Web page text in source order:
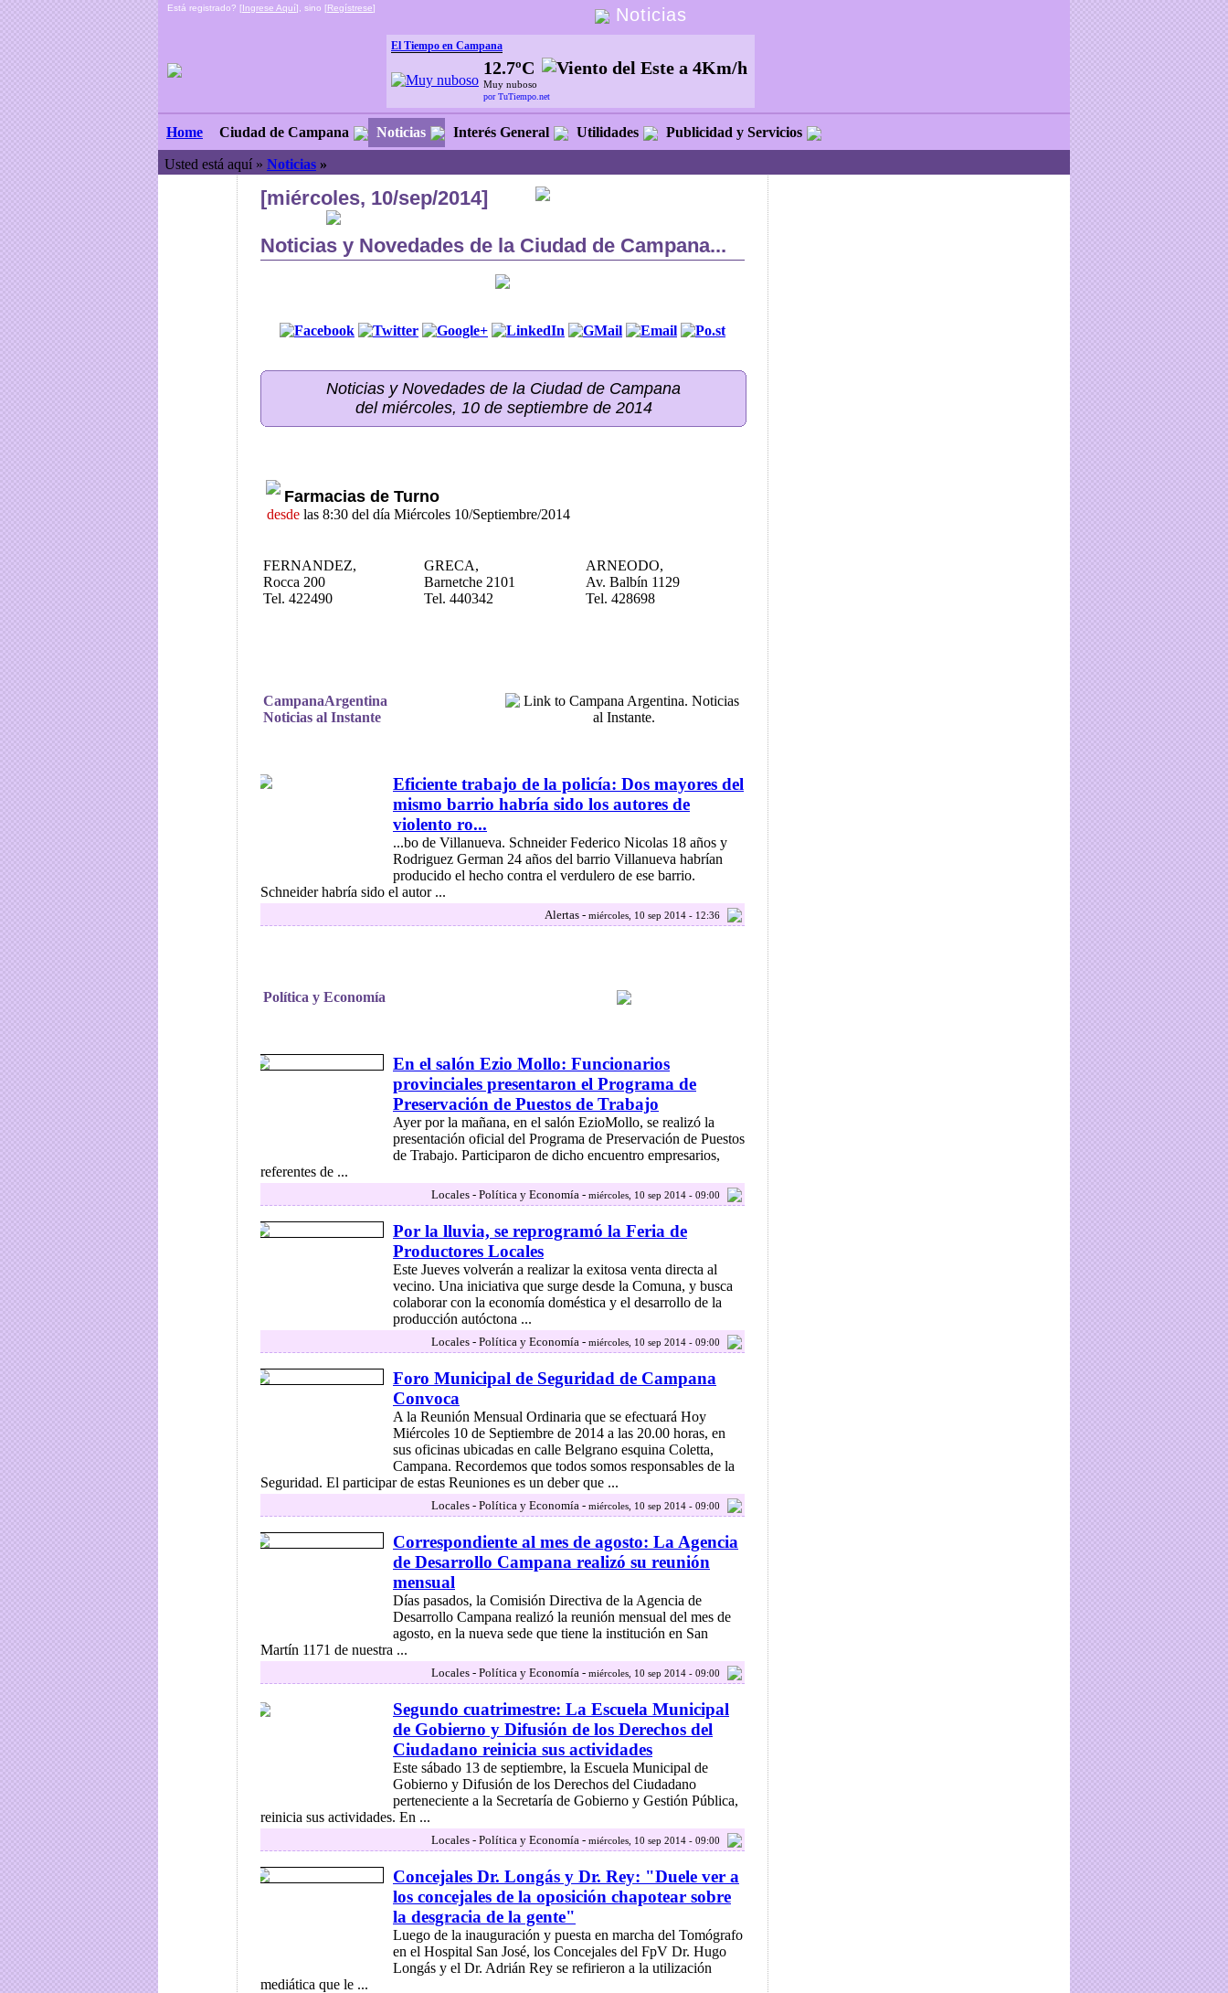
Está registrado? [Ingrese Aquí], sino [Regístrese] Noticias
El Tiempo en Campana
12.7ºC
Muy nuboso
por TuTiempo.net
Home Ciudad de Campana Noticias Interés General Utilidades Publicidad y Servicios
Usted está aquí » Noticias »
[miércoles, 10/sep/2014]
Noticias y Novedades de la Ciudad de Campana...
Noticias y Novedades de la Ciudad de Campana
del miércoles, 10 de septiembre de 2014
Farmacias de Turno
desde las 8:30 del día Miércoles 10/Septiembre/2014
FERNANDEZ,
Rocca 200
Tel. 422490
GRECA,
Barnetche 2101
Tel. 440342
ARNEODO,
Av. Balbín 1129
Tel. 428698
CampanaArgentina
Noticias al Instante
Eficiente trabajo de la policía: Dos mayores del
mismo barrio habría sido los autores de
violento ro...
...bo de Villanueva. Schneider Federico Nicolas 18 años y
Rodriguez German 24 años del barrio Villanueva habrían
producido el hecho contra el verdulero de ese barrio.
Schneider habría sido el autor ...
Alertas - miércoles, 10 sep 2014 - 12:36
Política y Economía
En el salón Ezio Mollo: Funcionarios
provinciales presentaron el Programa de
Preservación de Puestos de Trabajo
Ayer por la mañana, en el salón EzioMollo, se realizó la
presentación oficial del Programa de Preservación de Puestos
de Trabajo. Participaron de dicho encuentro empresarios,
referentes de ...
Locales - Política y Economía - miércoles, 10 sep 2014 - 09:00
Por la lluvia, se reprogramó la Feria de
Productores Locales
Este Jueves volverán a realizar la exitosa venta directa al
vecino. Una iniciativa que surge desde la Comuna, y busca
colaborar con la economía doméstica y el desarrollo de la
producción autóctona ...
Locales - Política y Economía - miércoles, 10 sep 2014 - 09:00
Foro Municipal de Seguridad de Campana
Convoca
A la Reunión Mensual Ordinaria que se efectuará Hoy
Miércoles 10 de Septiembre de 2014 a las 20.00 horas, en
sus oficinas ubicadas en calle Belgrano esquina Coletta,
Campana. Recordemos que todos somos responsables de la
Seguridad. El participar de estas Reuniones es un deber que ...
Locales - Política y Economía - miércoles, 10 sep 2014 - 09:00
Correspondiente al mes de agosto: La Agencia
de Desarrollo Campana realizó su reunión
mensual
Días pasados, la Comisión Directiva de la Agencia de
Desarrollo Campana realizó la reunión mensual del mes de
agosto, en la nueva sede que tiene la institución en San
Martín 1171 de nuestra ...
Locales - Política y Economía - miércoles, 10 sep 2014 - 09:00
Segundo cuatrimestre: La Escuela Municipal
de Gobierno y Difusión de los Derechos del
Ciudadano reinicia sus actividades
Este sábado 13 de septiembre, la Escuela Municipal de
Gobierno y Difusión de los Derechos del Ciudadano
perteneciente a la Secretaría de Gobierno y Gestión Pública,
reinicia sus actividades. En ...
Locales - Política y Economía - miércoles, 10 sep 2014 - 09:00
Concejales Dr. Longás y Dr. Rey: "Duele ver a
los concejales de la oposición chapotear sobre
la desgracia de la gente"
Luego de la inauguración y puesta en marcha del Tomógrafo
en el Hospital San José, los Concejales del FpV Dr. Hugo
Longás y el Dr. Adrián Rey se refirieron a la utilización
mediática que le ...